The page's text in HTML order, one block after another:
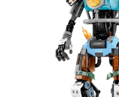
Размер модели в собранном